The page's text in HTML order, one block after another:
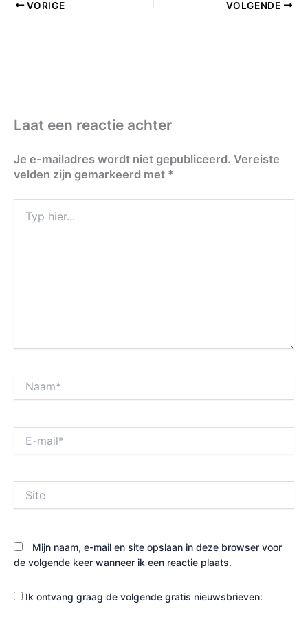
VORIGE VOLGENDE
Laat een reactie achter
Je e-mailadres wordt niet gepubliceerd. Vereiste
velden zijn gemarkeerd met *
hier...
mail*
Mijn naam, e-mail en site opslaan in deze browser voor
de volgende keer wanneer ik een reactie plaats.
Ik ontvang graag de volgende gratis nieuwsbrieven: